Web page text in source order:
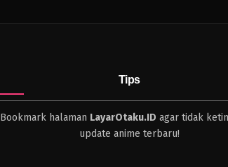
Tips
Bookmark halaman LayarOtaku.ID agar tidak
update anime terbaru!